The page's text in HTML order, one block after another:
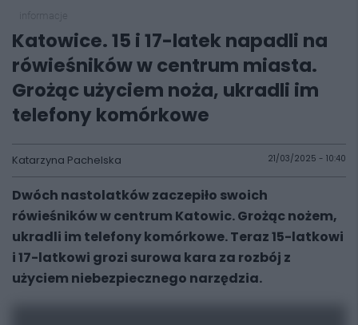
Katowice. 15 i 17-latek napadli na
rówieśników w centrum miasta.
Grożąc użyciem noża, ukradli im
telefony komórkowe
Katarzyna Pachelska 21/03/2025 - 10:40
Dwóch nastolatków zaczepiło swoich
rówieśników w centrum Katowic. Grożąc nożem,
ukradli im telefony komórkowe. Teraz 15-latkowi
i 17-latkowi grozi surowa kara za rozbój z
użyciem niebezpiecznego narzędzia.